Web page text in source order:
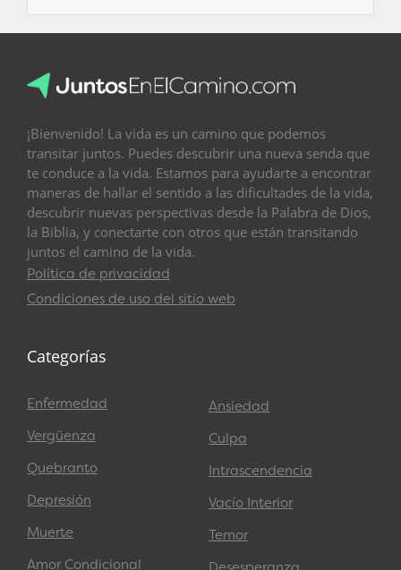
¡Bienvenido! La vida es un camino que podemos
transitar juntos. Puedes descubrir una nueva senda que
te conduce a la vida. Estamos para ayudarte a encontrar
maneras de hallar el sentido a las dificultades de la vida,
descubrir nuevas perspectivas desde la Palabra de Dios,
la Biblia, y conectarte con otros que están transitando
juntos el camino de la vida.
Política de privacidad
Condiciones de uso del sitio web
Categorías
Enfermedad
Vergüenza
Quebranto
Depresión
Muerte
Amor Condicional
Ansiedad
Culpa
Intrascendencia
Vacío Interior
Temor